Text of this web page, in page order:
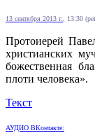
13 сентября 2013 г. , 13:30
Протоиерей
христианских
божественная
плоти человека».
Текст
АУДИО ВКонтакте: